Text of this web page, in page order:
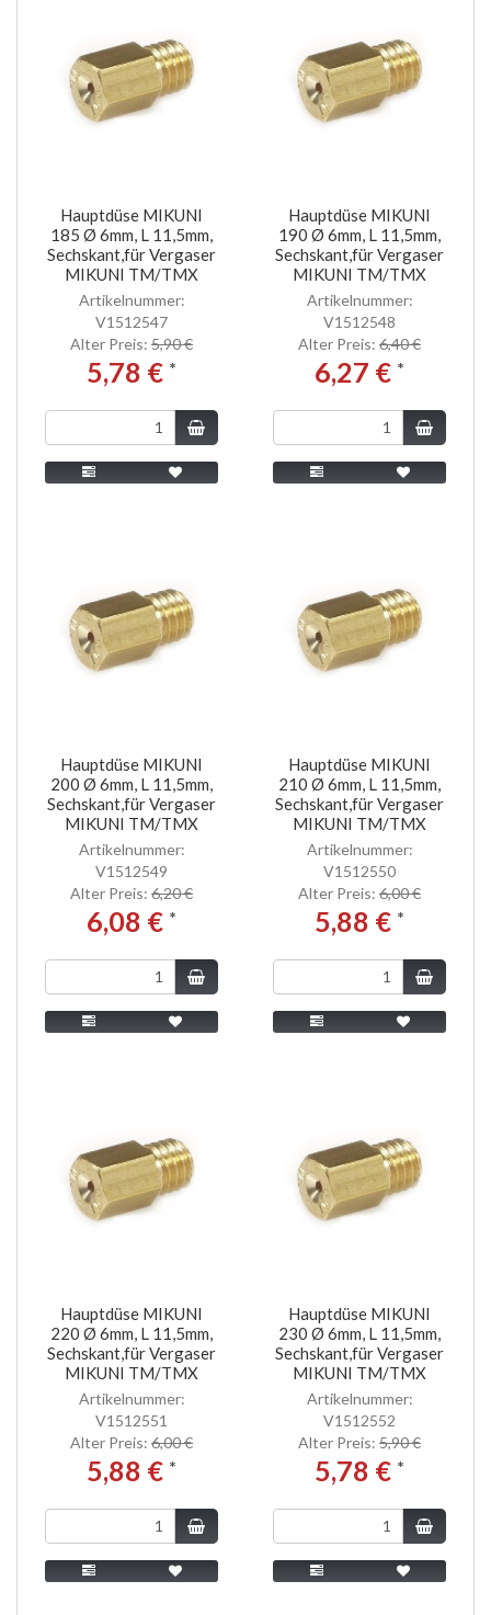
Hauptdüse MIKUNI
185 Ø 6mm, L 11,5mm,
Sechskant,für Vergaser
MIKUNI TM/TMX
Artikelnummer:
V1512547
Alter Preis: 5,90 €
5,78 € *
Hauptdüse MIKUNI
190 Ø 6mm, L 11,5mm,
Sechskant,für Vergaser
MIKUNI TM/TMX
Artikelnummer:
V1512548
Alter Preis: 6,40 €
6,27 € *
Hauptdüse MIKUNI
200 Ø 6mm, L 11,5mm,
Sechskant,für Vergaser
MIKUNI TM/TMX
Artikelnummer:
V1512549
Alter Preis: 6,20 €
6,08 € *
Hauptdüse MIKUNI
210 Ø 6mm, L 11,5mm,
Sechskant,für Vergaser
MIKUNI TM/TMX
Artikelnummer:
V1512550
Alter Preis: 6,00 €
5,88 € *
Hauptdüse MIKUNI
220 Ø 6mm, L 11,5mm,
Sechskant,für Vergaser
MIKUNI TM/TMX
Artikelnummer:
V1512551
Alter Preis: 6,00 €
5,88 € *
Hauptdüse MIKUNI
230 Ø 6mm, L 11,5mm,
Sechskant,für Vergaser
MIKUNI TM/TMX
Artikelnummer:
V1512552
Alter Preis: 5,90 €
5,78 € *